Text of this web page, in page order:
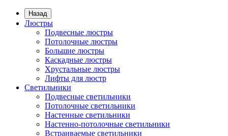
Назад
Люстры
Подвесные люстры
Потолочные люстры
Большие люстры
Каскадные люстры
Хрустальные люстры
Лифты для люстр
Светильники
Подвесные светильники
Потолочные светильники
Настенные светильники
Настенно-потолочные светильники
Встраиваемые светильники